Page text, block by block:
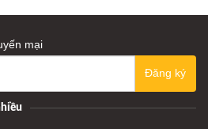
mại
Đăng ký